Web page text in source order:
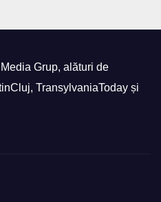
Grup, alături de
TransylvaniaToday și